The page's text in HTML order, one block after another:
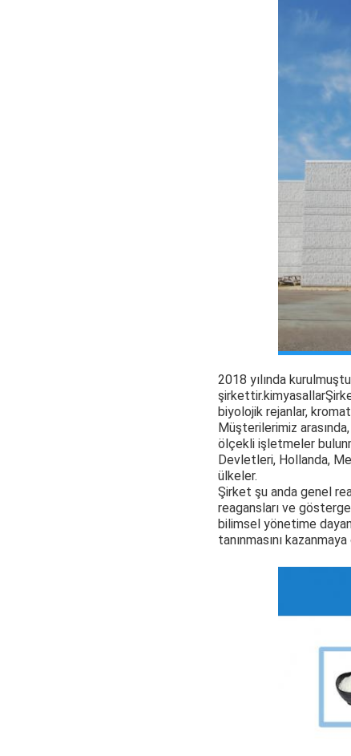
2018 yılında
şirkettir.kimyasallar
biyolojik rejanlar,
Müşterilerimiz
ölçekli işletmeler
Devletleri, Hollanda,
ülkeler.
Şirket şu anda genel
reagansları ve
bilimsel yönetime
tanınmasını